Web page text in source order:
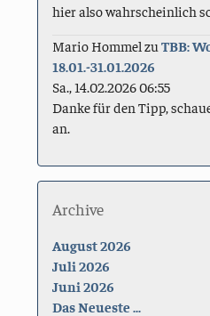
hier also wahrscheinlich
Mario Hommel zuTBB:
18.01.-31.01.2026
Sa., 14.02.2026 06:55
Danke für den Tipp,
an.
Archive
August 2026
Juli 2026
Juni 2026
Das Neueste ...